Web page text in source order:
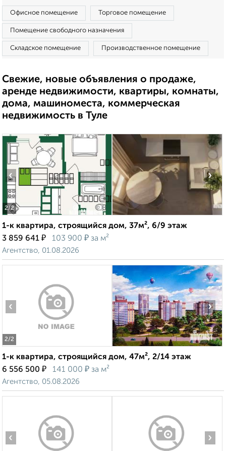
Офисное помещение Торговое помещение
Помещение свободного назначения
Складское помещение Производственное помещение
Свежие, новые объявления о продаже,
аренде недвижимости, квартиры, комнаты,
дома, машиноместа, коммерческая
недвижимость в Туле
2/2
‹ ›
1-к квартира, строящийся дом, 37м², 6/9 этаж
3 859 641 ₽ 103 900 ₽ за м²
Агентство, 01.08.2026
2/2
‹ ›
1-к квартира, строящийся дом, 47м², 2/14 этаж
6 556 500 ₽ 141 000 ₽ за м²
Агентство, 05.08.2026
‹ ›